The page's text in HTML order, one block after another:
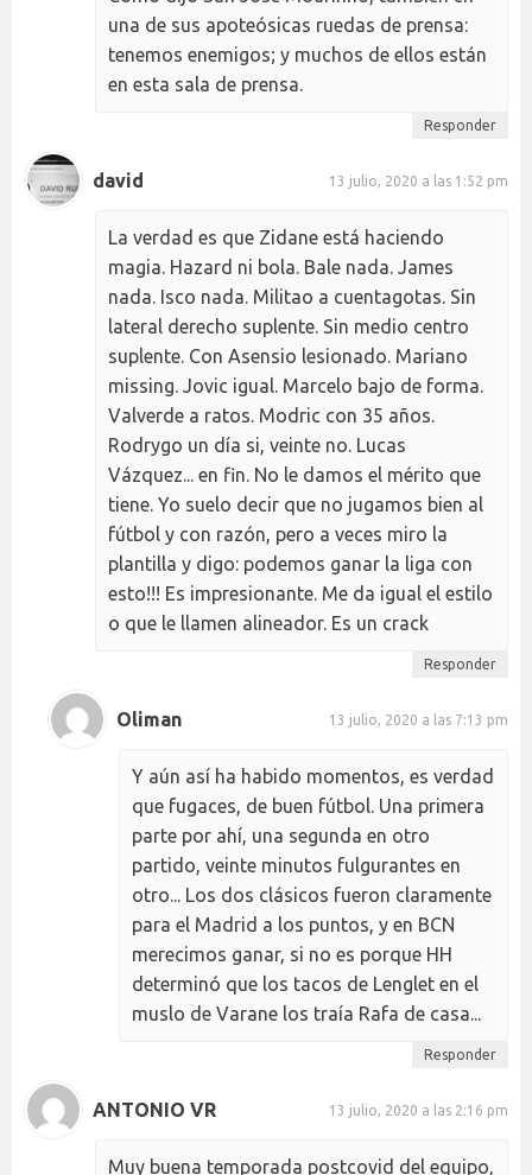
una de sus apoteósicas ruedas de prensa:
tenemos enemigos; y muchos de ellos están
en esta sala de prensa.
Responder
david 13 julio, 2020 a las 1:52 pm
La verdad es que Zidane está haciendo
magia. Hazard ni bola. Bale nada. James
nada. Isco nada. Militao a cuentagotas. Sin
lateral derecho suplente. Sin medio centro
suplente. Con Asensio lesionado. Mariano
missing. Jovic igual. Marcelo bajo de forma.
Valverde a ratos. Modric con 35 años.
Rodrygo un día si, veinte no. Lucas
Vázquez... en fin. No le damos el mérito que
tiene. Yo suelo decir que no jugamos bien al
fútbol y con razón, pero a veces miro la
plantilla y digo: podemos ganar la liga con
esto!!! Es impresionante. Me da igual el estilo
o que le llamen alineador. Es un crack
Responder
Oliman 13 julio, 2020 a las 7:13 pm
Y aún así ha habido momentos, es verdad
que fugaces, de buen fútbol. Una primera
parte por ahí, una segunda en otro
partido, veinte minutos fulgurantes en
otro... Los dos clásicos fueron claramente
para el Madrid a los puntos, y en BCN
merecimos ganar, si no es porque HH
determinó que los tacos de Lenglet en el
muslo de Varane los traía Rafa de casa...
Responder
ANTONIO VR 13 julio, 2020 a las 2:16 pm
Muy buena temporada postcovid del equipo,